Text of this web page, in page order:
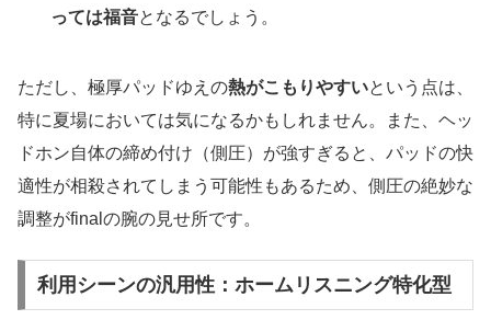
っては福音となるでしょう。
ただし、極厚パッドゆえの熱がこもりやすいという点は、
特に夏場においては気になるかもしれません。また、ヘッ
ドホン自体の締め付け（側圧）が強すぎると、パッドの快
適性が相殺されてしまう可能性もあるため、側圧の絶妙な
調整がfinalの腕の見せ所です。
利用シーンの汎用性：ホームリスニング特化型